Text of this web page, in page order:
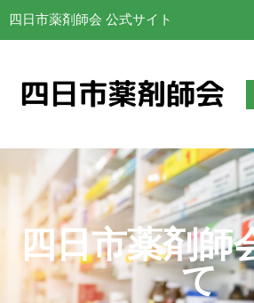
四日市薬剤師会 公式サイト
四日市薬剤師
て